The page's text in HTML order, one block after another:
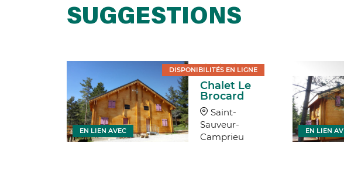
SUGGESTIONS
Chalet Le
Brocard
Saint-
Sauveur-
Camprieu
DISPONIBILITÉS EN LIGNE
EN LIEN AVEC EN LIEN